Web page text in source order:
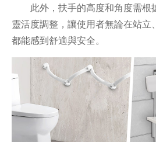
此外，扶手的高度和角度需根
靈活度調整，讓使用者無論在站立
都能感到舒適與安全。